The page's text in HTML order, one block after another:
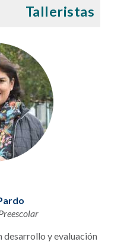
Talleristas
desarrollo y evaluación